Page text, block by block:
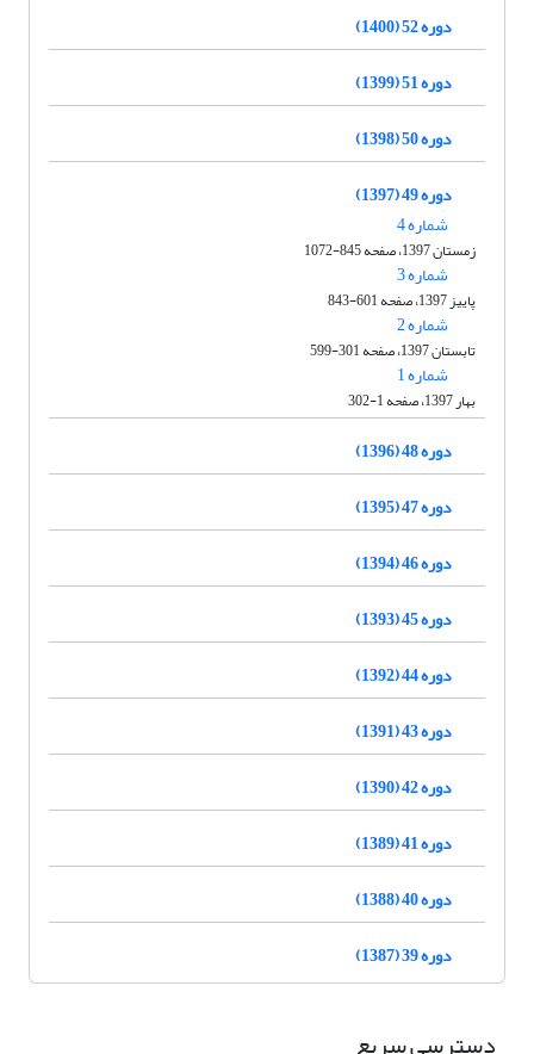
دوره 52 (1400)
دوره 51 (1399)
دوره 50 (1398)
دوره 49 (1397)
شماره 4
زمستان 1397، صفحه 845-1072
شماره 3
پاییز 1397، صفحه 601-843
شماره 2
تابستان 1397، صفحه 301-599
شماره 1
بهار 1397، صفحه 1-302
دوره 48 (1396)
دوره 47 (1395)
دوره 46 (1394)
دوره 45 (1393)
دوره 44 (1392)
دوره 43 (1391)
دوره 42 (1390)
دوره 41 (1389)
دوره 40 (1388)
دوره 39 (1387)
دسترسی سریع